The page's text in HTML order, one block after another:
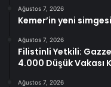
Ağustos 7, 2026
Kemer’in yeni
Ağustos 7, 2026
Filistinli Yetkili: Gazze
4.000 Düşük Vakası
Ağustos 7, 2026